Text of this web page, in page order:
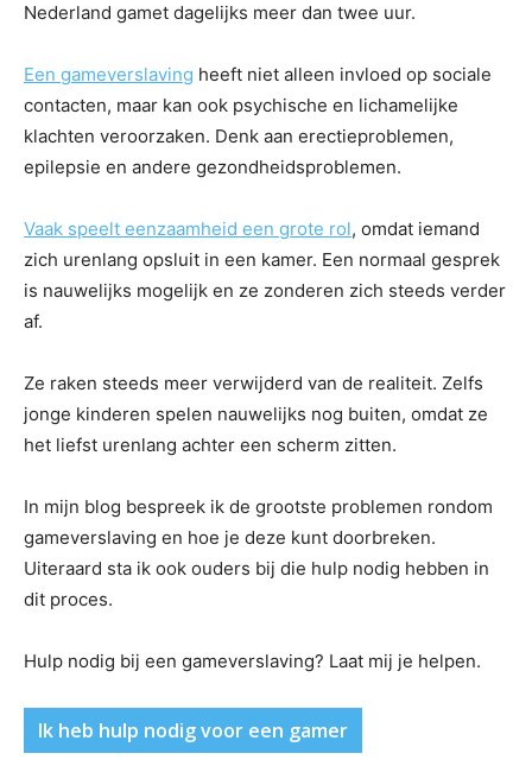
Nederland gamet dagelijks meer dan twee uur.
Een gameverslaving heeft niet alleen invloed op sociale
contacten, maar kan ook psychische en lichamelijke
klachten veroorzaken. Denk aan erectieproblemen,
epilepsie en andere gezondheidsproblemen.
Vaak speelt eenzaamheid een grote rol, omdat iemand
zich urenlang opsluit in een kamer. Een normaal gesprek
is nauwelijks mogelijk en ze zonderen zich steeds verder
af.
Ze raken steeds meer verwijderd van de realiteit. Zelfs
jonge kinderen spelen nauwelijks nog buiten, omdat ze
het liefst urenlang achter een scherm zitten.
In mijn blog bespreek ik de grootste problemen rondom
gameverslaving en hoe je deze kunt doorbreken.
Uiteraard sta ik ook ouders bij die hulp nodig hebben in
dit proces.
Hulp nodig bij een gameverslaving? Laat mij je helpen.
Ik heb hulp nodig voor een gamer